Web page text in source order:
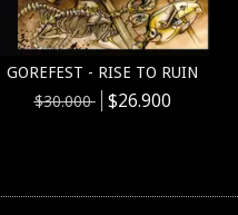
GOREFEST - RISE TO RUIN
$30.000 $26.900